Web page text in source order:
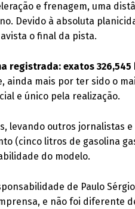
e frenagem, uma
Devido à absoluta
o final da pista.
registrada: exatos 326,545
ainda mais por ter sido o
e único pela realização.
levando outros jornalistas
(cinco litros de gasolina
do modelo.
de Paulo
e não foi diferente